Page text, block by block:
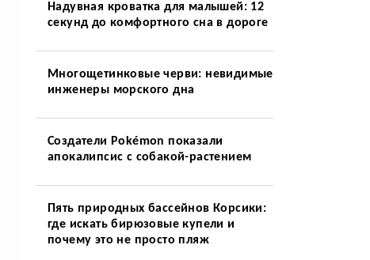
Надувная кроватка для малышей: 12
секунд до комфортного сна в дороге
Многощетинковые черви: невидимые
инженеры морского дна
Создатели Pokémon показали
апокалипсис с собакой-растением
Пять природных бассейнов Корсики:
где искать бирюзовые купели и
почему это не просто пляж